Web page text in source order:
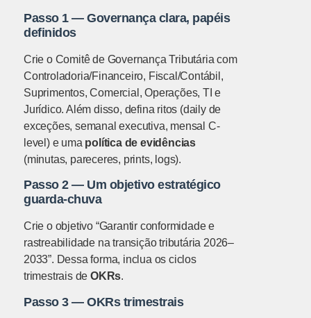
Passo 1 — Governança clara, papéis
definidos
Crie o Comitê de Governança Tributária com
Controladoria/Financeiro, Fiscal/Contábil,
Suprimentos, Comercial, Operações, TI e
Jurídico. Além disso, defina ritos (daily de
exceções, semanal executiva, mensal C-
level) e uma política de evidências
(minutas, pareceres, prints, logs).
Passo 2 — Um objetivo estratégico
guarda-chuva
Crie o objetivo “Garantir conformidade e
rastreabilidade na transição tributária 2026–
2033”. Dessa forma, inclua os ciclos
trimestrais deOKRs.
Passo 3 — OKRs trimestrais